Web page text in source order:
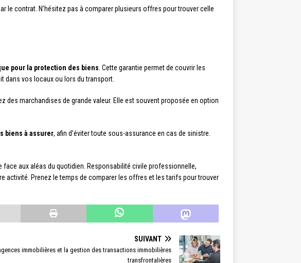
le contrat. N’hésitez pas à comparer plusieurs offres pour trouver celle
pour la protection des biens . Cette garantie permet de couvrir les
dans vos locaux ou lors du transport.
marchandises de grande valeur. Elle est souvent proposée en option
biens à assurer, afin d’éviter toute sous-assurance en cas de sinistre.
aux aléas du quotidien. Responsabilité civile professionnelle,
activité. Prenez le temps de comparer les offres et les tarifs pour trouver
SUIVANT
immobilières et la gestion des transactions immobilières
transfrontalières